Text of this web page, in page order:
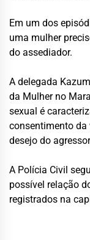
Em um dos
uma mulher
do assediador.
A delegada
da Mulher no
sexual é
consentimento
desejo do
A Polícia Civil
possível relação
registrados na